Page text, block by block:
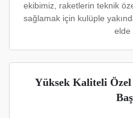
ekibimiz, raketlerin teknik
sağlamak için kulüple
elde
Yüksek Kaliteli